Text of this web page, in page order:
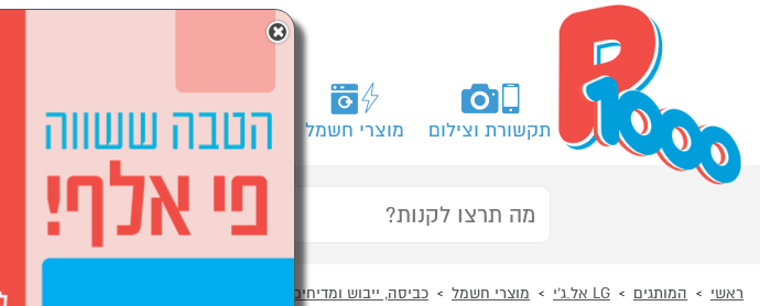
תקשורת וצילום מוצרי חשמל מחשבים וציוד היקפי לבית ולגן
ראשי המותגים LG אל.ג'י מוצרי חשמל כביסה, ייבוש ומדיחים
×